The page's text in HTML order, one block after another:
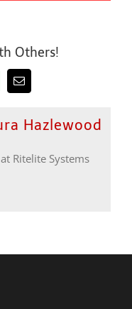
Others!
Email
Hazlewood
Ritelite Systems